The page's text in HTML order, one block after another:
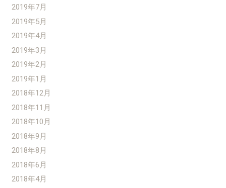
2019年7月
2019年5月
2019年4月
2019年3月
2019年2月
2019年1月
2018年12月
2018年11月
2018年10月
2018年9月
2018年8月
2018年6月
2018年4月